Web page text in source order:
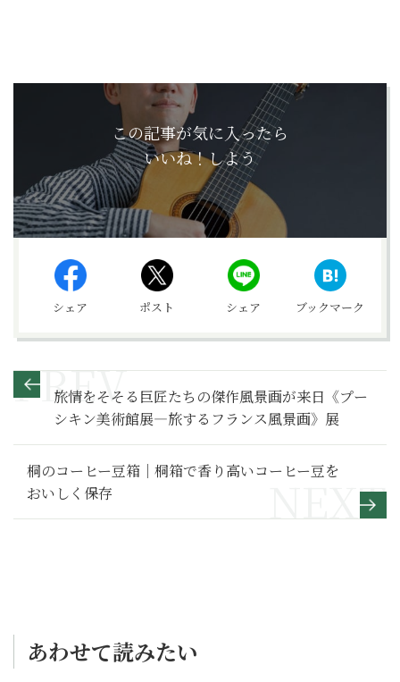
この記事が気に入ったら
いいね！しよう
シェア ポスト シェア ブックマーク
旅情をそそる巨匠たちの傑作風景画が来日《プー
シキン美術館展―旅するフランス風景画》展
桐のコーヒー豆箱｜桐箱で香り高いコーヒー豆を
おいしく保存
あわせて読みたい